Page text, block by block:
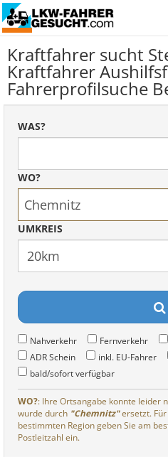
Kraftfahrer sucht
Kraftfahrer
Fahrerprofilsuche
WAS?
WO?
UMKREIS
Nahverkehr Fernverkehr
ADR Schein
inkl. EU-Fahrer
bald/sofort verfügbar
WO?: Ihre Ortsangabe konnte leider
wurde durch "Chemnitz"ersetzt.
bestimmten Region geben Sie am
Postleitzahl ein.